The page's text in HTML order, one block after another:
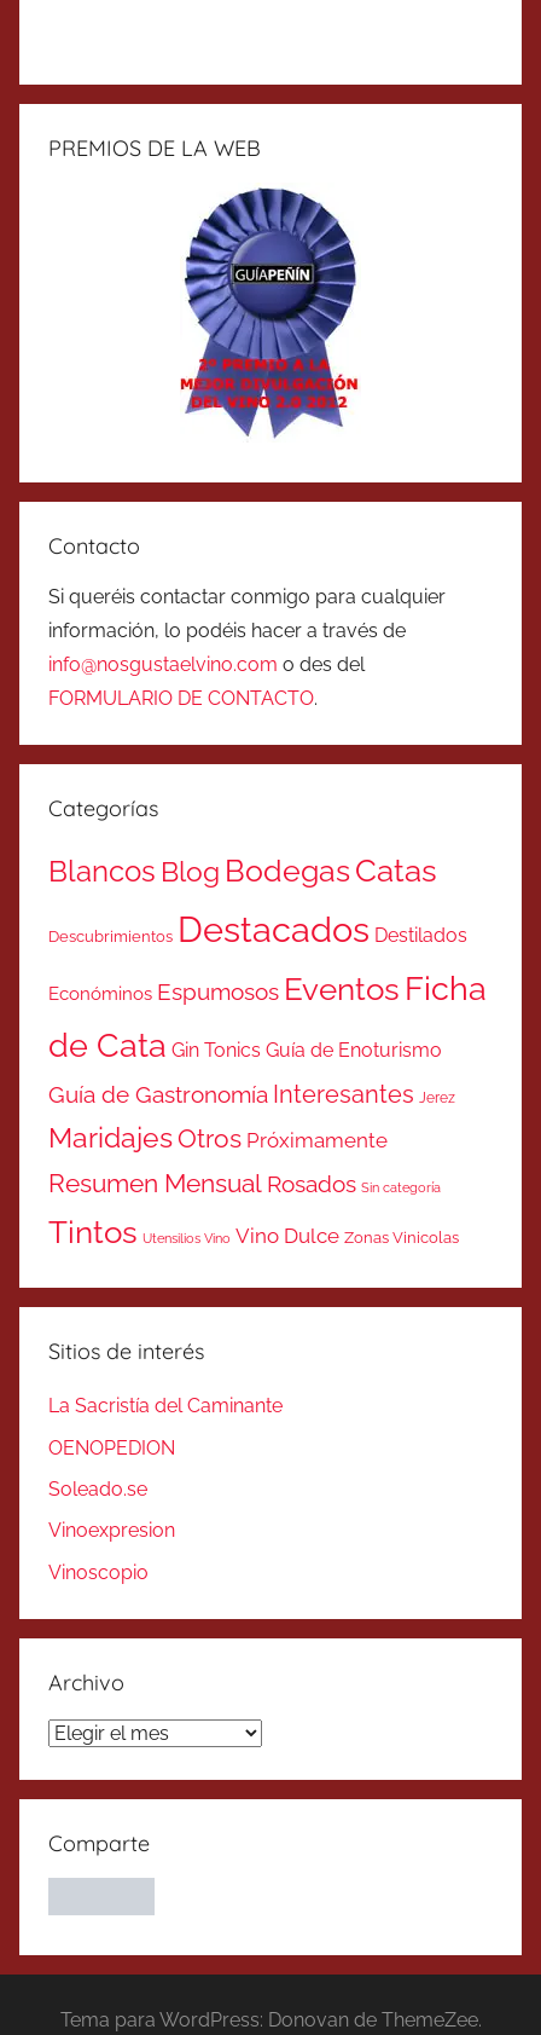
PREMIOS DE LA WEB
Contacto
Si queréis contactar conmigo para cualquier
información, lo podéis hacer a través de
info@nosgustaelvino.com o des del
FORMULARIO DE CONTACTO.
Categorías
Blancos Blog BodegasCatas
Descubrimientos Destacados Destilados
Económinos Espumosos Eventos Ficha
de Cata Gin Tonics Guía de Enoturismo
Guía de Gastronomía Interesantes Jerez
MaridajesOtros Próximamente
Resumen Mensual Rosados Sin categoría
Tintos Utensilios Vino Vino Dulce Zonas Vinicolas
Sitios de interés
La Sacristía del Caminante
OENOPEDION
Soleado.se
Vinoexpresion
Vinoscopio
Archivo
Archivo
Comparte
Tema para WordPress: Donovan de ThemeZee.